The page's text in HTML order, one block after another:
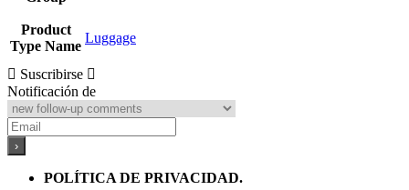
Product
Type Name
Luggage
Suscribirse
Notificación de
POLÍTICA DE PRIVACIDAD.